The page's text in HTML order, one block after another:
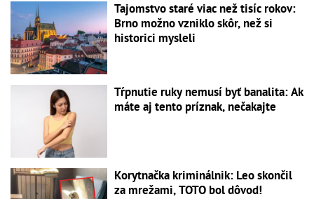
Tajomstvo staré viac než tisíc rokov:
Brno možno vzniklo skôr, než si
historici mysleli
Tŕpnutie ruky nemusí byť banalita: Ak
máte aj tento príznak, nečakajte
Korytnačka kriminálnik: Leo skončil
za mrežami, TOTO bol dôvod!